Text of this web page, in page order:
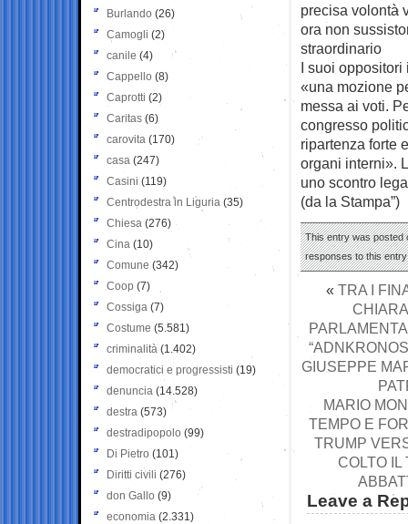
precisa volontà
ora non
straordinario
I suoi oppositori
«una mozione
messa ai voti.
congresso
ripartenza forte
organi interni».
uno scontro
(da la Stampa”)
This entry was posted
responses to this
« TRA I
GIUSEPPE
MARIO
TEMPO E
TRUMP
COLTO IL
Leave a
Burlando (26)
Camogli (2)
canile (4)
Cappello (8)
Caprotti (2)
Caritas (6)
carovita (170)
casa (247)
Casini (119)
Centrodestra in Liguria (35)
Chiesa (276)
Cina (10)
Comune (342)
Coop (7)
Cossiga (7)
Costume (5.581)
criminalità (1.402)
democratici e progressisti (19)
denuncia (14.528)
destra (573)
destradipopolo (99)
Di Pietro (101)
Diritti civili (276)
don Gallo (9)
economia (2.331)